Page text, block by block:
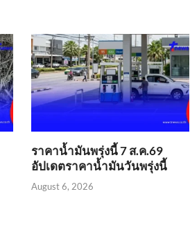
ราคาน้ำมันพรุ่งนี้ 7 ส.ค.69
อัปเดตราคาน้ำมันวันพรุ่งนี้
August 6, 2026